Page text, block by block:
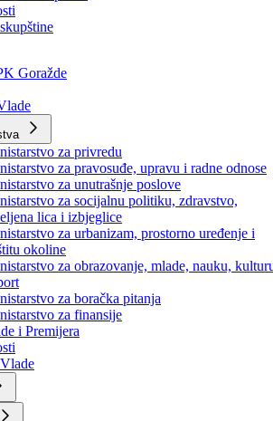
odbori i komisije
skupštine
Goražde
za privredu
za pravosuđe, upravu i radne odnose
za unutrašnje poslove
za socijalnu politiku, zdravstvo,
lica i izbjeglice
za urbanizam, prostorno uređenje i
okoline
za obrazovanje, mlade, nauku,
za boračka pitanja
za finansije
i Premijera